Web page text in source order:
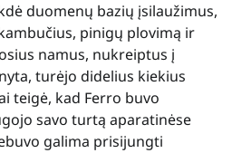
duomenų bazių įsilaužimus,
pinigų plovimą ir
namus, nukreiptus į
turėjo didelius kiekius
teigė, kad Ferro buvo
savo turtą aparatinėse
galima prisijungti